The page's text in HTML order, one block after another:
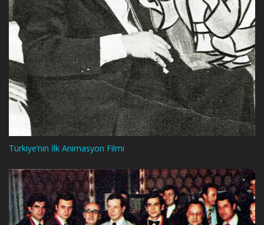
Türkiye’nin İlk Animasyon Filmi